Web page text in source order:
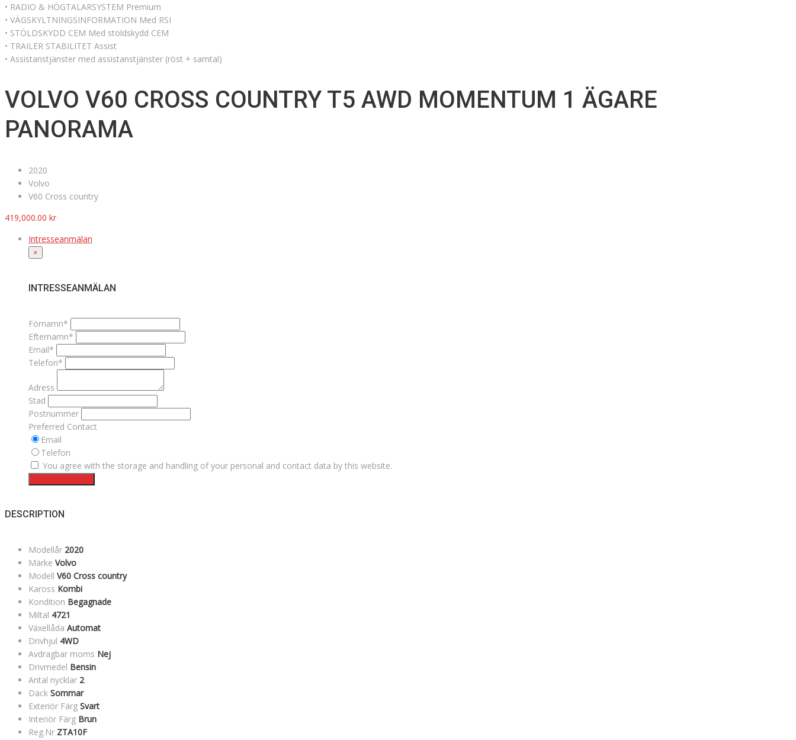
• RADIO & HÖGTALARSYSTEM Premium
• VÄGSKYLTNINGSINFORMATION Med RSI
• STÖLDSKYDD CEM Med stöldskydd CEM
• TRAILER STABILITET Assist
• Assistanstjänster med assistanstjänster (röst + samtal)
VOLVO V60 CROSS COUNTRY T5 AWD MOMENTUM 1 ÄGARE
PANORAMA
2020
Volvo
V60 Cross country
419,000.00 kr
Intresseanmälan
×
INTRESSEANMÄLAN
Förnamn*
Efternamn*
Email*
Telefon*
Adress
Stad
Postnummer
Preferred Contact
Email
Telefon
You agree with the storage and handling of your personal and contact data by this website.
DESCRIPTION
Modellår 2020
Märke Volvo
Modell V60 Cross country
Kaross Kombi
Kondition Begagnade
Miltal 4721
Växellåda Automat
Drivhjul 4WD
Avdragbar moms Nej
Drivmedel Bensin
Antal nycklar 2
Däck Sommar
Exteriör Färg Svart
Interiör Färg Brun
Reg.Nr ZTA10F